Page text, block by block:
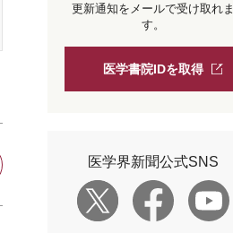
更新通知をメールで受け取れま
す。
医学書院IDを取得
医学界新聞公式SNS